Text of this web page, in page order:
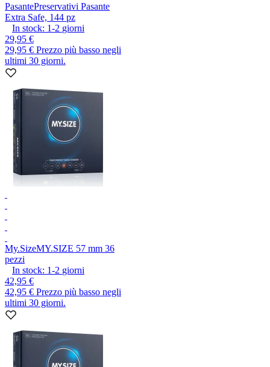
PasantePreservativi Pasante
Extra Safe, 144 pz
In stock: 1-2 giorni
29,95 €
29,95 € Prezzo più basso negli
ultimi 30 giorni.
My.SizeMY.SIZE 57 mm 36
pezzi
In stock: 1-2 giorni
42,95 €
42,95 € Prezzo più basso negli
ultimi 30 giorni.